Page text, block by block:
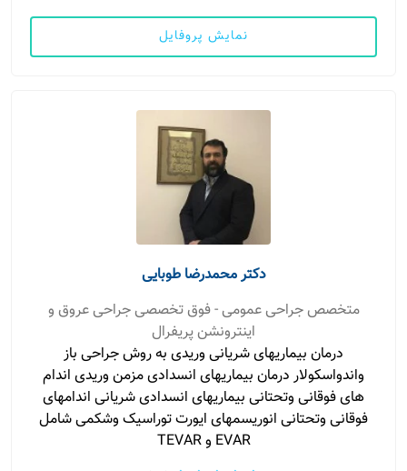
نمایش پروفایل
دکتر محمدرضا طوبایی
متخصص جراحی عمومی - فوق تخصصی جراحی عروق و
اینترونشن پریفرال
درمان بیماریهای شریانی وریدی به روش جراحی باز
واندواسکولار درمان بیماریهای انسدادی مزمن وریدی اندام
های فوقانی وتحتانی بیماریهای انسدادی شریانی اندامهای
فوقانی وتحتانی انوریسمهای ایورت توراسیک وشکمی شامل
EVAR و TEVAR